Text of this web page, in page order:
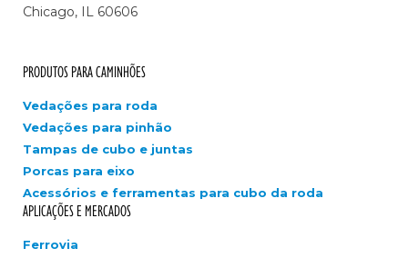
Chicago, IL 60606
PRODUTOS PARA CAMINHÕES
Vedações para roda
Vedações para pinhão
Tampas de cubo e juntas
Porcas para eixo
Acessórios e ferramentas para cubo da roda
APLICAÇÕES E MERCADOS
Ferrovia